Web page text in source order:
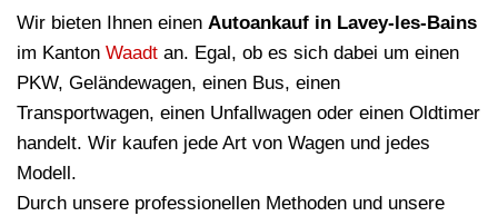
Wir bieten Ihnen einen Autoankauf in Lavey-les-Bains
im Kanton Waadt an. Egal, ob es sich dabei um einen
PKW, Geländewagen, einen Bus, einen
Transportwagen, einen Unfallwagen oder einen Oldtimer
handelt. Wir kaufen jede Art von Wagen und jedes
Modell.
Durch unsere professionellen Methoden und unsere